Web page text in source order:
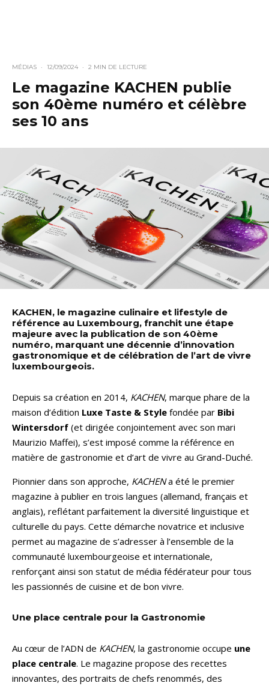
MÉDIAS · 12/09/2024 · 2 MIN DE LECTURE
Le magazine KACHEN publie
son 40ème numéro et célèbre
ses 10 ans
KACHEN, le magazine culinaire et lifestyle de
référence au Luxembourg, franchit une étape
majeure avec la publication de son 40ème
numéro, marquant une décennie d’innovation
gastronomique et de célébration de l’art de vivre
luxembourgeois.
Depuis sa création en 2014, KACHEN, marque phare de la
maison d’édition Luxe Taste & Style fondée par Bibi
Wintersdorf (et dirigée conjointement avec son mari
Maurizio Maffei), s’est imposé comme la référence en
matière de gastronomie et d’art de vivre au Grand-Duché.
Pionnier dans son approche, KACHENa été le premier
magazine à publier en trois langues (allemand, français et
anglais), reflétant parfaitement la diversité linguistique et
culturelle du pays. Cette démarche novatrice et inclusive
permet au magazine de s’adresser à l’ensemble de la
communauté luxembourgeoise et internationale,
renforçant ainsi son statut de média fédérateur pour tous
les passionnés de cuisine et de bon vivre.
Une place centrale pour la Gastronomie
Au cœur de l’ADN de KACHEN, la gastronomie occupe une
place centrale. Le magazine propose des recettes
innovantes, des portraits de chefs renommés, des